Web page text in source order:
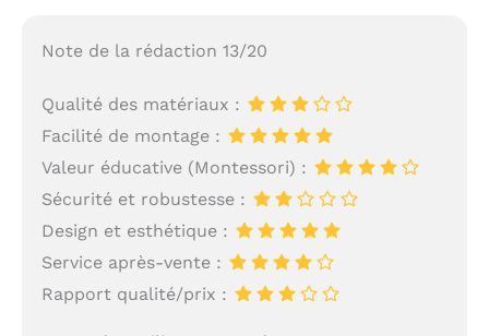
Note de la rédaction 13/20
Qualité des matériaux :
Facilité de montage :
Valeur éducative (Montessori) :
Sécurité et robustesse :
Design et esthétique :
Service après-vente :
Rapport qualité/prix :